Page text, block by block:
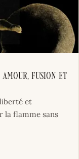
fusion et
et
la flamme sans